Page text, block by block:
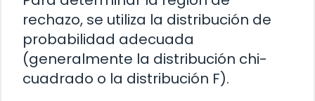
rechazo, se utiliza la distribución de
probabilidad adecuada
(generalmente la distribución chi-
cuadrado o la distribución F).